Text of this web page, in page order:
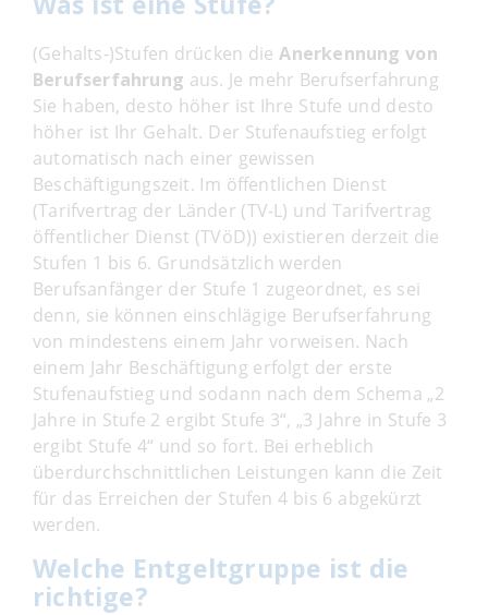
(Gehalts-)Stufen drücken dieAnerkennung von
Berufserfahrung aus. Je mehr Berufserfahrung
Sie haben, desto höher ist Ihre Stufe und desto
höher ist Ihr Gehalt. Der Stufenaufstieg erfolgt
automatisch nach einer gewissen
Beschäftigungszeit. Im öffentlichen Dienst
(Tarifvertrag der Länder (TV-L) und Tarifvertrag
öffentlicher Dienst (TVöD)) existieren derzeit die
Stufen 1 bis 6. Grundsätzlich werden
Berufsanfänger der Stufe 1 zugeordnet, es sei
denn, sie können einschlägige Berufserfahrung
von mindestens einem Jahr vorweisen. Nach
einem Jahr Beschäftigung erfolgt der erste
Stufenaufstieg und sodann nach dem Schema „2
Jahre in Stufe 2 ergibt Stufe 3“, „3 Jahre in Stufe 3
ergibt Stufe 4“ und so fort. Bei erheblich
überdurchschnittlichen Leistungen kann die Zeit
für das Erreichen der Stufen 4 bis 6 abgekürzt
werden.
Welche Entgeltgruppe ist die
richtige?